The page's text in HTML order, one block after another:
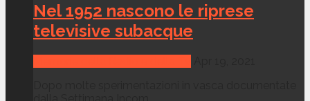
Nel 1952 nascono le riprese
televisive subacque